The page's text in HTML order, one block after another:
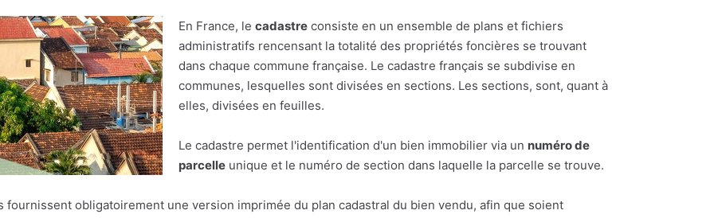
En France, le cadastre consiste en un ensemble de plans et fichiers
administratifs rencensant la totalité des propriétés foncières se trouvant
dans chaque commune française. Le cadastre français se subdivise en
communes, lesquelles sont divisées en sections. Les sections, sont, quant à
elles, divisées en feuilles.
Le cadastre permet l'identification d'un bien immobilier via un numéro de
parcelle unique et le numéro de section dans laquelle la parcelle se trouve.
obligatoirement une version imprimée du plan cadastral du bien vendu, afin que soient